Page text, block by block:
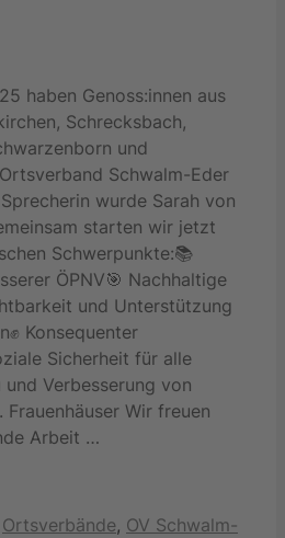
haben Genoss:innen aus
Schrecksbach,
und
Schwalm-Eder
wurde Sarah von
starten wir jetzt
Schwerpunkte:📚
ÖPNV🎯 Nachhaltige
und Unterstützung
Konsequenter
Sicherheit für alle
Verbesserung von
Frauenhäuser Wir freuen
Arbeit …
Ortsverbände, OV Schwalm-